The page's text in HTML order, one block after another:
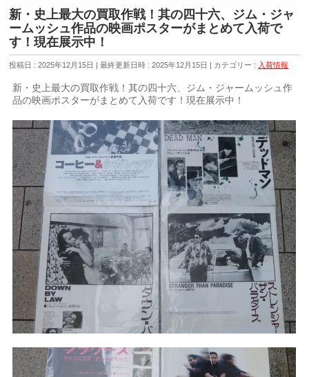
新・史上最大の買取作戦！其の四十六、ジム・ジャ
ームッシュ作品の映画ポスターがまとめて入荷で
す！現在展示中！
投稿日 : 2025年12月15日 最終更新日時 : 2025年12月15日 カテゴリー : 入荷情報
新・史上最大の買取作戦！其の四十六、ジム・ジャームッシュ作
品の映画ポスターがまとめて入荷です！現在展示中！